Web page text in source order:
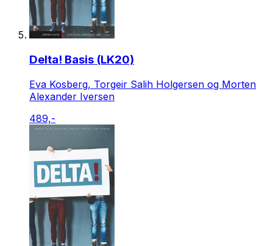
Delta! Basis (LK20)
Eva Kosberg, Torgeir Salih Holgersen og Morten
Alexander Iversen
489,-